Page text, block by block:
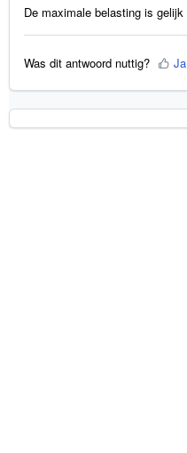
De maximale belasting is gelijk
Was dit antwoord nuttig? Ja